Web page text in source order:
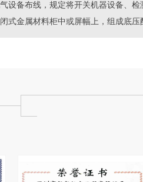
设备布线，规定将开关机器设备、
式金属材料柜中或屏幅上，组成底压